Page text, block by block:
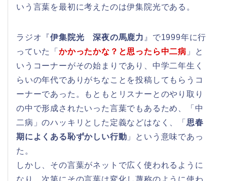
いう言葉を最初に考えたのは伊集院光である。
ラジオ『伊集院光 深夜の馬鹿力 』で1999年に行
っていた「 かかったかな？と思ったら中二病 」と
いうコーナーがその始まりであり、中学二年生く
らいの年代でありがちなことを投稿してもらうコ
ーナーであった。もともとリスナーとのやり取り
の中で形成されたいった言葉でもあるため、「中
二病」のハッキリとした定義などはなく、「 思春
期によくある恥ずかしい行動 」という意味であっ
た。
しかし、その言葉がネットで広く使われるように